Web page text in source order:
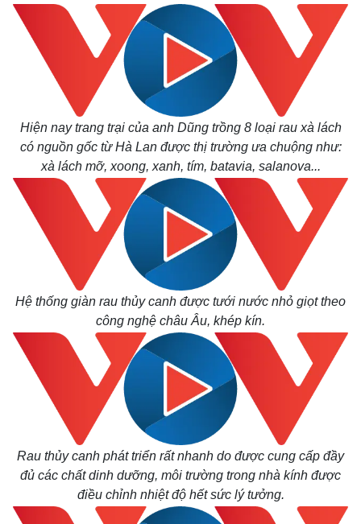
Infographic
Hiện nay trang trại của anh Dũng trồng 8 loại rau xà lách
có nguồn gốc từ Hà Lan được thị trường ưa chuộng như:
xà lách mỡ, xoong, xanh, tím, batavia, salanova...
Hệ thống giàn rau thủy canh được tưới nước nhỏ giọt theo
công nghệ châu Âu, khép kín.
Rau thủy canh phát triển rất nhanh do được cung cấp đầy
đủ các chất dinh dưỡng, môi trường trong nhà kính được
điều chỉnh nhiệt độ hết sức lý tưởng.